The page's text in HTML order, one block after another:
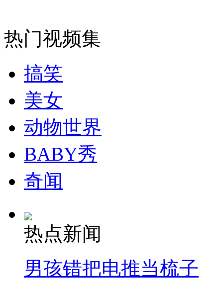
热门视频集
搞笑
美女
动物世界
BABY秀
奇闻
热点新闻
男孩错把电推当梳子